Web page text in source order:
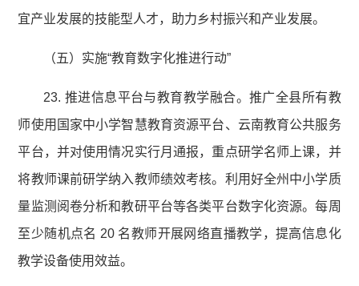
宜产业发展的技能型人才，助力乡村振兴和产业发展。
（五）实施“教育数字化推进行动”
23. 推进信息平台与教育教学融合。推广全县所有教
师使用国家中小学智慧教育资源平台、云南教育公共服务
平台，并对使用情况实行月通报，重点研学名师上课，并
将教师课前研学纳入教师绩效考核。利用好全州中小学质
量监测阅卷分析和教研平台等各类平台数字化资源。每周
至少随机点名 20 名教师开展网络直播教学，提高信息化
教学设备使用效益。